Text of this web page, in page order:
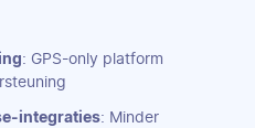
: GPS-only platform
integraties: Minder